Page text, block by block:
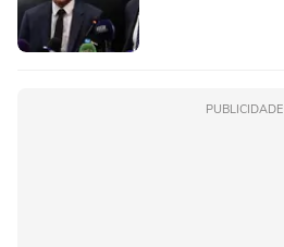
PUBLICIDADE